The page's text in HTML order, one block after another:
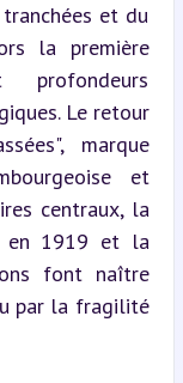
et du
la première
profondeurs
Le retour
marque
et
centraux, la
en 1919 et la
font naître
par la fragilité